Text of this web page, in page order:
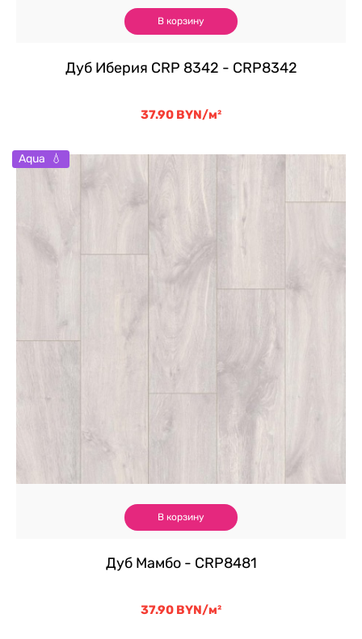
В корзину
Дуб Иберия CRP 8342 - CRP8342
37.90 BYN/м²
В корзину
Aqua
Дуб Мамбо - CRP8481
37.90 BYN/м²